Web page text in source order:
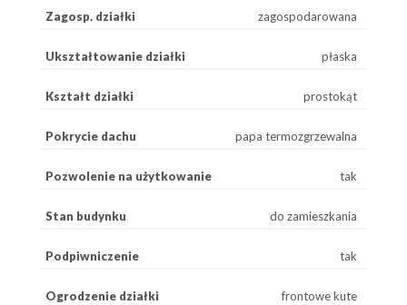
Zagosp. działki zagospodarowana
Ukształtowanie działki płaska
Kształt działki prostokąt
Pokrycie dachu papa termozgrzewalna
Pozwolenie na użytkowanie tak
Stan budynku do zamieszkania
Podpiwniczenie tak
Ogrodzenie działki frontowe kute